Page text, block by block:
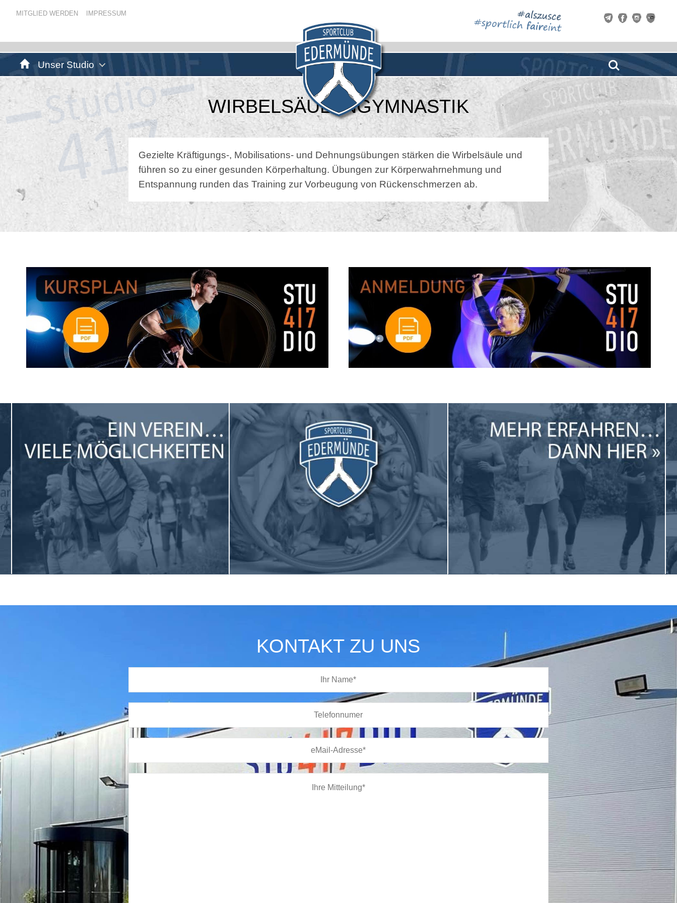
MITGLIED WERDEN IMPRESSUM
Unser Studio Search
WIRBELSÄULENGYMNASTIK
Gezielte Kräftigungs-, Mobilisations- und Dehnungsübungen stärken die Wirbelsäule und
führen so zu einer gesunden Körperhaltung. Übungen zur Körperwahrnehmung und
Entspannung runden das Training zur Vorbeugung von Rückenschmerzen ab.
KONTAKT ZU UNS